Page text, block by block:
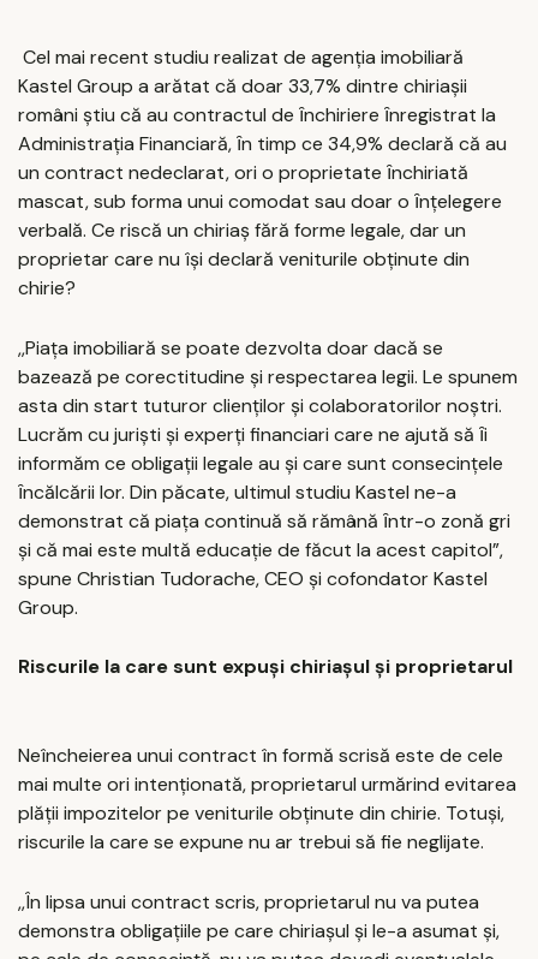
Cel mai recent studiu realizat de agenția imobiliară
Kastel Group a arătat că doar 33,7% dintre chiriașii
români știu că au contractul de ȋnchiriere ȋnregistrat la
Administrația Financiară, ȋn timp ce 34,9% declară că au
un contract nedeclarat, ori o proprietate ȋnchiriată
mascat, sub forma unui comodat sau doar o ȋnțelegere
verbală. Ce riscă un chiriaș fără forme legale, dar un
proprietar care nu își declară veniturile obținute din
chirie?
,,Piața imobiliară se poate dezvolta doar dacă se
bazează pe corectitudine și respectarea legii. Le spunem
asta din start tuturor clienților și colaboratorilor noștri.
Lucrăm cu juriști și experți financiari care ne ajută să ȋi
informăm ce obligații legale au și care sunt consecințele
ȋncălcării lor. Din păcate, ultimul studiu Kastel ne-a
demonstrat că piața continuă să rămână ȋntr-o zonă gri
și că mai este multă educație de făcut la acest capitol”,
spune Christian Tudorache, CEO și cofondator Kastel
Group.
Riscurile la care sunt expuși chiriașul și proprietarul
Neîncheierea unui contract în formă scrisă este de cele
mai multe ori intenționată, proprietarul urmărind evitarea
plății impozitelor pe veniturile obținute din chirie. Totuși,
riscurile la care se expune nu ar trebui să fie neglijate.
,,În lipsa unui contract scris, proprietarul nu va putea
demonstra obligațiile pe care chiriașul și le-a asumat și,